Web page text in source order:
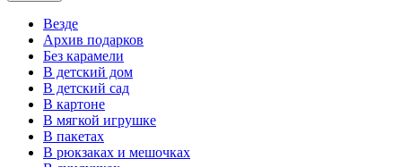
Везде
Архив подарков
Без карамели
В детский дом
В детский сад
В картоне
В мягкой игрушке
В пакетах
В рюкзаках и мешочках